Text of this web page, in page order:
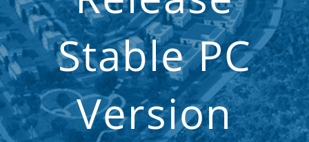
Stable PC
Version